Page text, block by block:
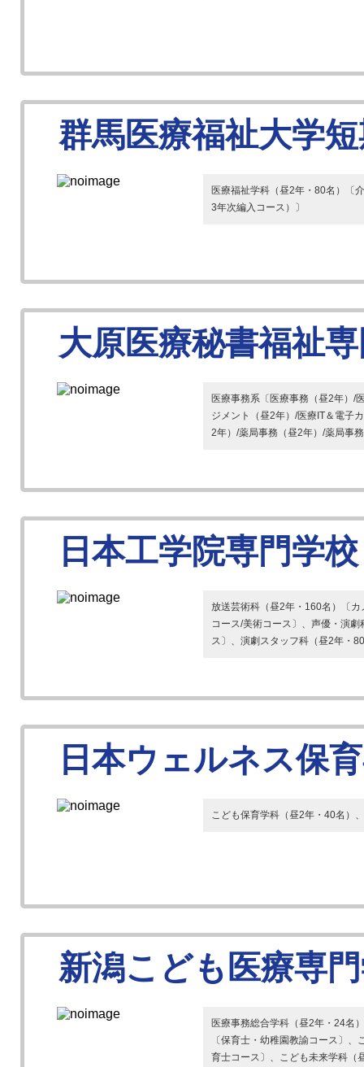
群馬医療福祉大学
医療福祉学科（昼2年・80名）〔
3年次編入コース）〕
大原医療秘書福祉
医療事務系〔医療事務（昼2年）/
ジメント（昼2年）/医療IT＆電子
2年）/薬局事務（昼2年）/薬局事
日本工学院専門学校
放送芸術科（昼2年・160名）〔
コース/美術コース〕、声優・演
ス〕、演劇スタッフ科（昼2年・
日本ウェルネス保
こども保育学科（昼2年・40名）
新潟こども医療専
医療事務総合学科（昼2年・24名
〔保育士・幼稚園教諭コース〕
育士コース〕、こども未来学科（